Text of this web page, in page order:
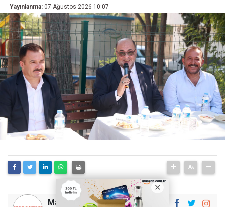
Yayınlanma: 07 Ağustos 2026 10:07
Maraştan Haber